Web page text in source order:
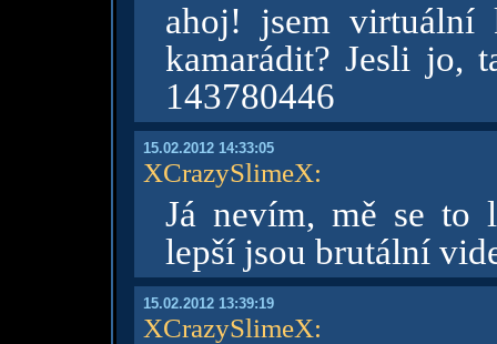
ahoj! jsem virtuální
kamarádit? Jesli jo,
143780446
15.02.2012 14:33:05
XCrazySlimeX:
Já nevím, mě se
lepší jsou brutální
15.02.2012 13:39:19
XCrazySlimeX: